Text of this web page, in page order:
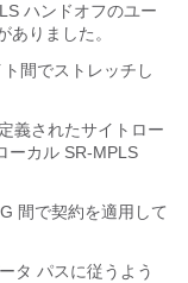
ハンドオフのユー
ありました。
間でストレッチし
義されたサイトロー
ーカル SR-MPLS
間で契約を適用して
タ パスに従うよう